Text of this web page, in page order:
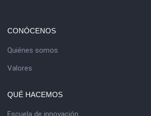
CONÓCENOS
Quiénes somos
Valores
QUÉ HACEMOS
Escuela de innovación